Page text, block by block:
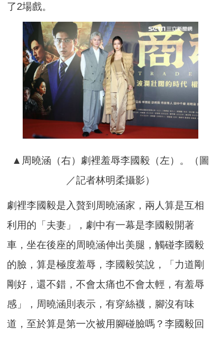
了2場戲。
▲周曉涵（右）劇裡羞辱李國毅（左）。（圖
／記者林明柔攝影）
劇裡李國毅是入贅到周曉涵家，兩人算是互相
利用的「夫妻」，劇中有一幕是李國毅開著
車，坐在後座的周曉涵伸出美腿，觸碰李國毅
的臉，算是極度羞辱，李國毅笑說，「力道剛
剛好，還不錯，不會太痛也不會太輕，有羞辱
感」，周曉涵則表示，有穿絲襪，腳沒有味
道，至於算是第一次被用腳碰臉嗎？李國毅回